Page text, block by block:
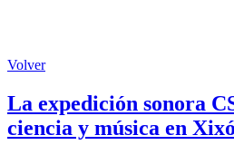
Volver
La expedición sonora
ciencia y música en